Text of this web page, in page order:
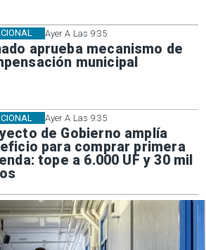
Ayer A Las 9:35
aprueba mecanismo de
municipal
Ayer A Las 9:35
de Gobierno amplía
para comprar primera
tope a 6.000 UF y 30 mil